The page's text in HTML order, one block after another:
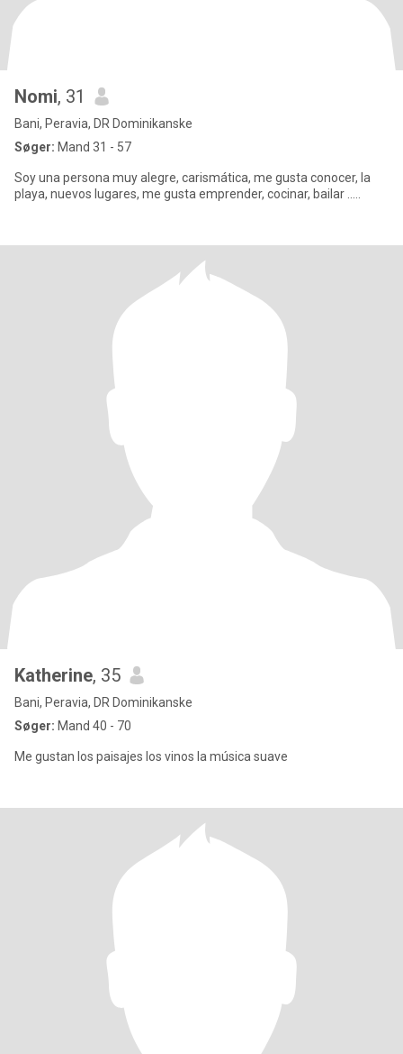
Nomi, 31
Bani, Peravia, DR Dominikanske
Søger: Mand 31 - 57
Soy una persona muy alegre, carismática, me gusta conocer, la
playa, nuevos lugares, me gusta emprender, cocinar, bailar .....
Katherine, 35
Bani, Peravia, DR Dominikanske
Søger: Mand 40 - 70
Me gustan los paisajes los vinos la música suave